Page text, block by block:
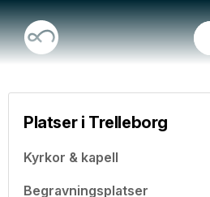
Platser i Trelleborg
Kyrkor & kapell
Begravningsplatser